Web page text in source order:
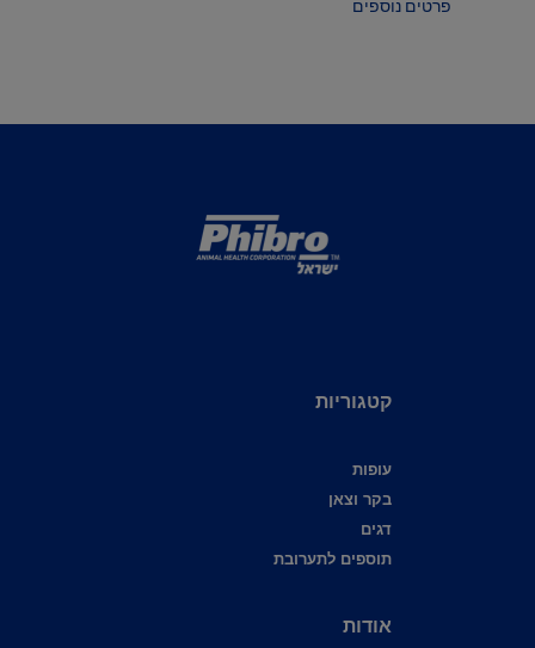
פרטים נוספים
קטגוריות
עופות
בקר וצאן
דגים
תוספים לתערובת
אודות